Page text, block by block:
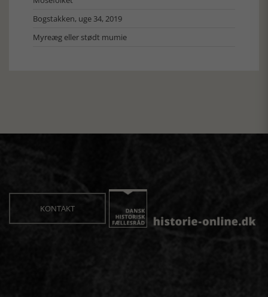
Bogstakken, uge 34, 2019
Myreæg eller stødt mumie
KONTAKT